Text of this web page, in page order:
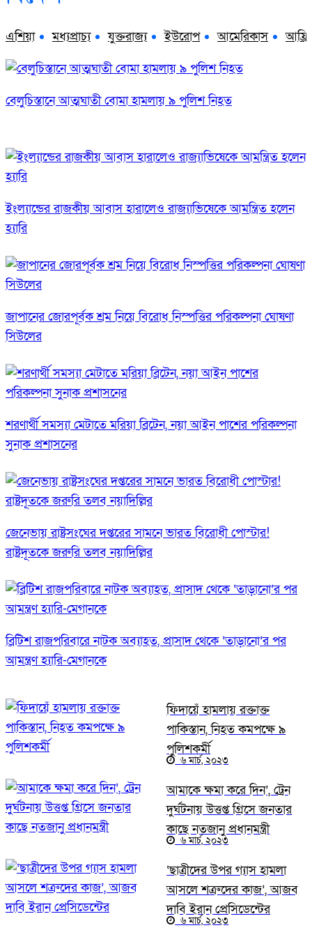
এশিয়া মধ্যপ্রাচ্য যুক্তরাজ্য ইউরোপ আমেরিকাস
বেলুচিস্তানে আত্মঘাতী বোমা হামলায় ৯ পুলিশ নিহত
ইংল্যান্ডের রাজকীয় আবাস হারালেও রাজ্যাভিষেকে আমন্ত্রিত হলেন
হ্যারি
জাপানের জোরপূর্বক শ্রম নিয়ে বিরোধ নিস্পত্তির পরিকল্পনা ঘোষণা
সিউলের
শরণার্থী সমস্যা মেটাতে মরিয়া ব্রিটেন, নয়া আইন পাশের পরিকল্পনা
সুনাক প্রশাসনের
জেনেভায় রাষ্ট্রসংঘের দপ্তরের সামনে ভারত বিরোধী পোস্টার!
রাষ্ট্রদূতকে জরুরি তলব নয়াদিল্লির
ব্রিটিশ রাজপরিবারে নাটক অব্যাহত, প্রাসাদ থেকে ‘তাড়ানো’র পর
আমন্ত্রণ হ্যারি-মেগানকে
ফিদায়েঁ হামলায় রক্তাক্ত
পাকিস্তান, নিহত কমপক্ষে ৯
পুলিশকর্মী
৬ মার্চ, ২০২৩
আমাকে ক্ষমা করে দিন’, ট্রেন
দুর্ঘটনায় উত্তপ্ত গ্রিসে জনতার
কাছে নতজানু প্রধানমন্ত্রী
৬ মার্চ, ২০২৩
‘ছাত্রীদের উপর গ্যাস হামলা
আসলে শত্রুদের কাজ’, আজব
দাবি ইরান প্রেসিডেন্টের
৬ মার্চ, ২০২৩